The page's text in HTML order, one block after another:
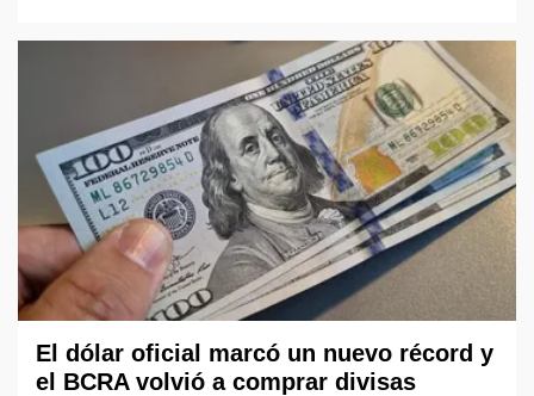
El dólar oficial marcó un nuevo récord y
el BCRA volvió a comprar divisas